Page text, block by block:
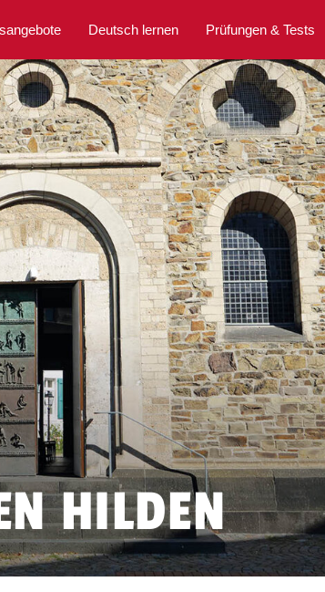
Deutsch lernen Prüfungen & Tests
HILDEN